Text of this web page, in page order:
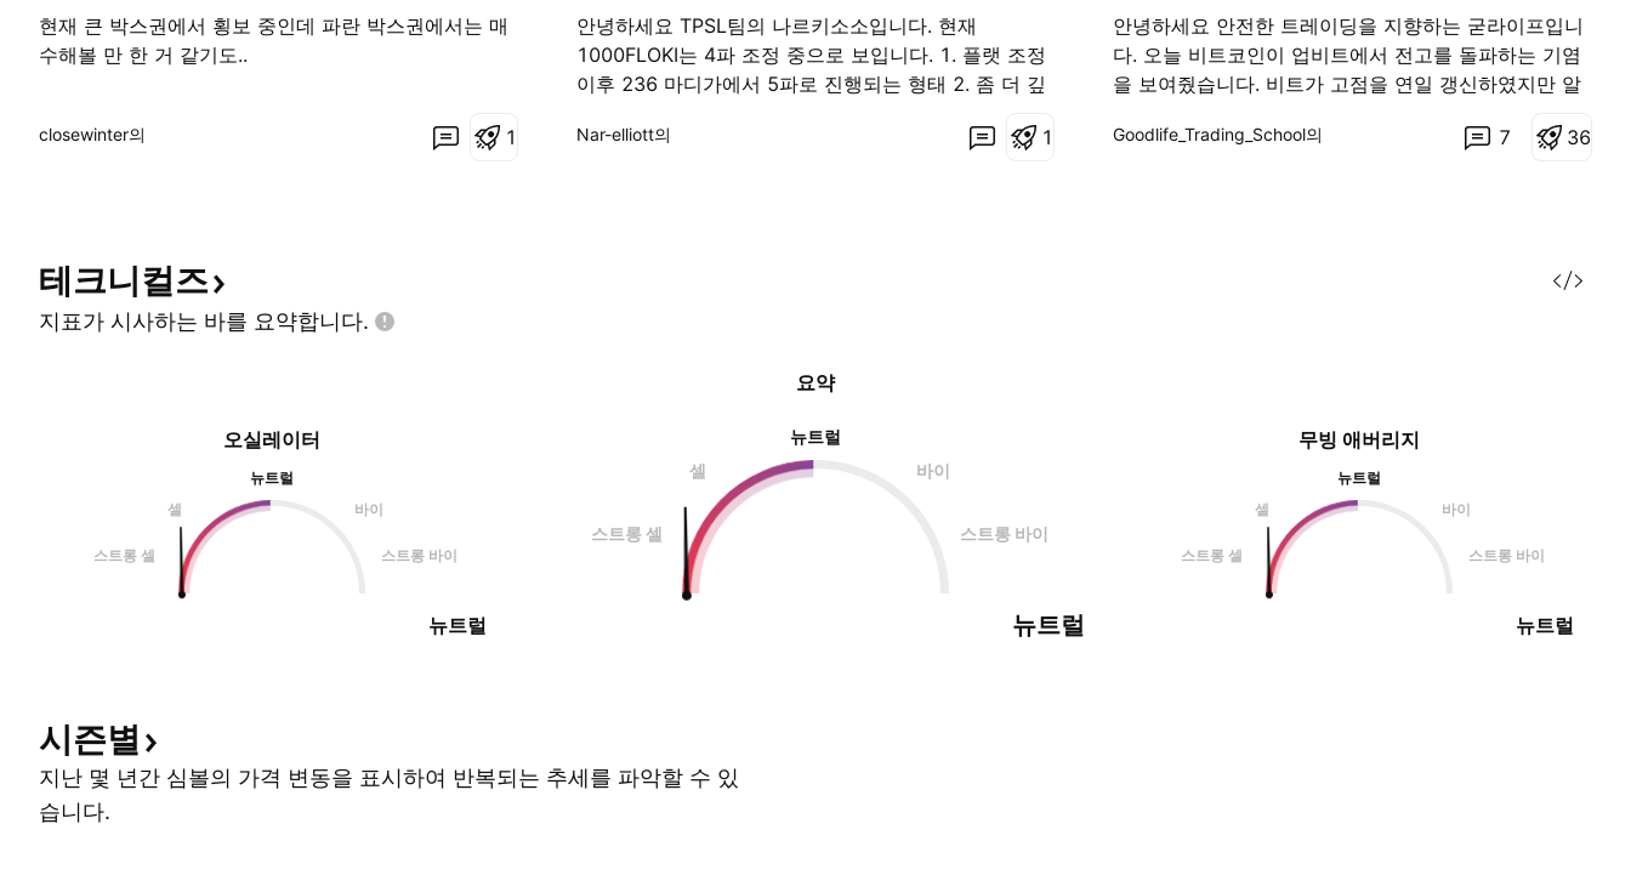
현재 큰 박스권에서 횡보 중인데 파란 박스권에서는 매
수해볼 만 한 거 같기도..
closewinter의 1
안녕하세요 TPSL팀의 나르키소소입니다. 현재
1000FLOKI는 4파 조정 중으로 보입니다. 1. 플랫 조정
이후 236 마디가에서 5파로 진행되는 형태 2. 좀 더 깊
는 형태 두가지의 가능성을 보고 있습니다. 접근방벙 :
Nar-elliott의 1
안녕하세요 안전한 트레이딩을 지향하는 굳라이프입니
다. 오늘 비트코인이 업비트에서 전고를 돌파하는 기염
을 보여줬습니다. 비트가 고점을 연일 갱신하였지만 알
많기에 우리는 지금 어떤 알트들을 사야할지 어떤 섹터
Goodlife_Trading_School의 7 36
테크니컬즈
지표가 시사하는 바를 요약합니다.
오실레이터
뉴트럴
셀
바이
스트롱 셀 스트롱 바이
뉴트럴
요약
뉴트럴
셀
바이
스트롱 셀 스트롱 바이
뉴트럴
무빙 애버리지
뉴트럴
셀
바이
스트롱 셀 스트롱 바이
뉴트럴
시즌별
지난 몇 년간 심볼의 가격 변동을 표시하여 반복되는 추세를 파악할 수 있
습니다.